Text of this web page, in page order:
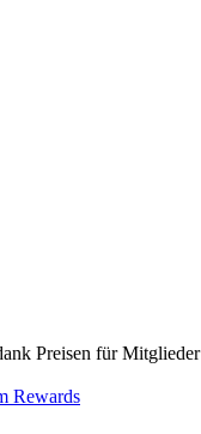
Preisen für Mitglieder
Rewards